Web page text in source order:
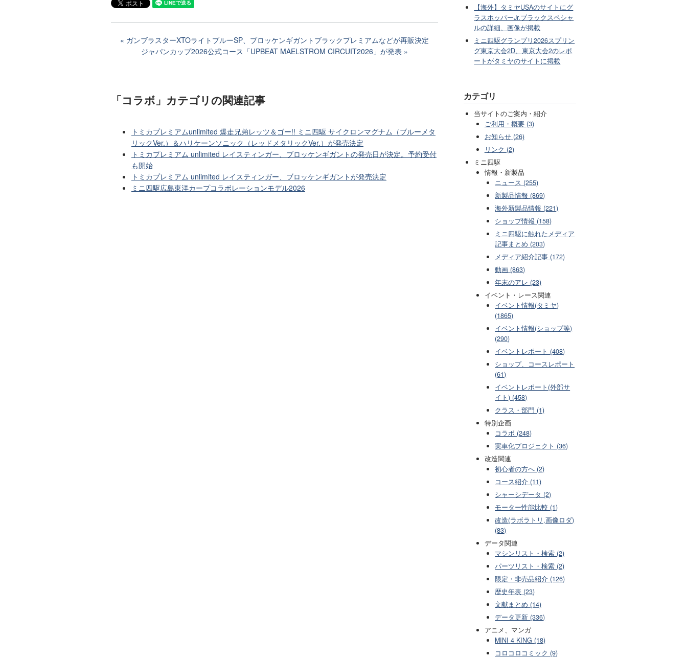
ガンブラスターXTOライトブルーSP、ブロッケンギガントブラックプレミアムなどが再販決定
ジャパンカップ2026公式コース「UPBEAT MAELSTROM CIRCUIT2026」が発表
「コラボ」カテゴリの関連記事
トミカプレミアムunlimited 爆走兄弟レッツ＆ゴー!! ミニ四駆 サイクロンマグナム（ブルーメタ
リックVer.）＆ハリケーンソニック（レッドメタリックVer.）が発売決定
トミカプレミアム unlimited レイスティンガー、ブロッケンギガントの発売日が決定。予約受付
も開始
トミカプレミアム unlimited レイスティンガー、ブロッケンギガントが発売決定
ミニ四駆広島東洋カープコラボレーションモデル2026
【海外】タミヤUSAのサイトにグ
ラスホッパーJr.ブラックスペシャ
ルの詳細、画像が掲載
ミニ四駆グランプリ2026スプリン
グ東京大会2D、東京大会2のレポ
ートがタミヤのサイトに掲載
カテゴリ
当サイトのご案内・紹介
ご利用・概要 (3)
お知らせ (26)
リンク (2)
ミニ四駆
情報・新製品
ニュース (255)
新製品情報 (869)
海外新製品情報 (221)
ショップ情報 (158)
ミニ四駆に触れたメディア
記事まとめ (203)
メディア紹介記事 (172)
動画 (863)
年末のアレ (23)
イベント・レース関連
イベント情報(タミヤ)
(1865)
イベント情報(ショップ等)
(290)
イベントレポート (408)
ショップ、コースレポート
(61)
イベントレポート(外部サ
イト) (458)
クラス・部門 (1)
特別企画
コラボ (248)
実車化プロジェクト (36)
改造関連
初心者の方へ (2)
コース紹介 (11)
シャーシデータ (2)
モーター性能比較 (1)
改造(ラボラトリ,画像ロダ)
(83)
データ関連
マシンリスト・検索 (2)
パーツリスト・検索 (2)
限定・非売品紹介 (126)
歴史年表 (23)
文献まとめ (14)
データ更新 (336)
アニメ、マンガ
MINI 4 KING (18)
コロコロコミック (9)